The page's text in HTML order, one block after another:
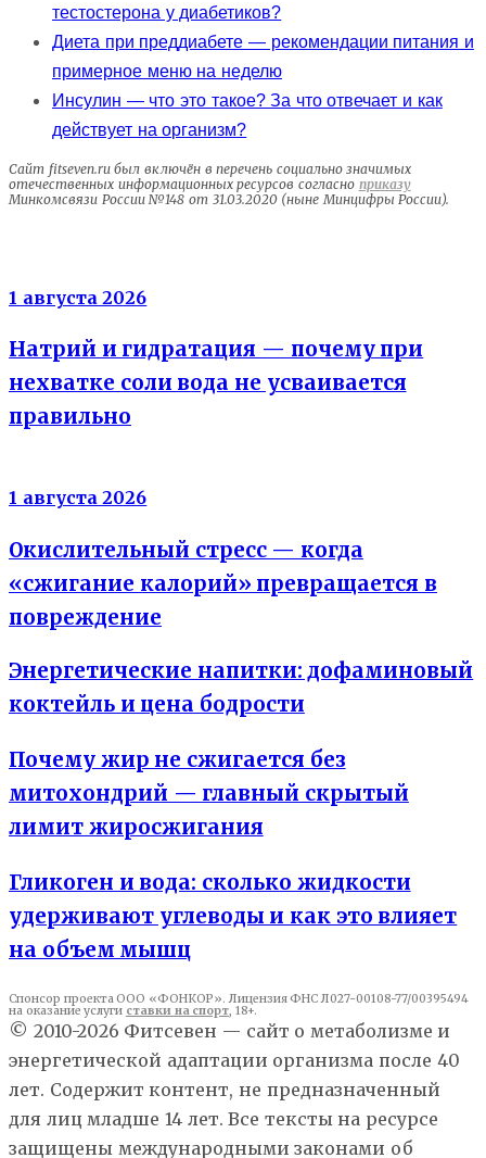
тестостерона у диабетиков?
Диета при преддиабете — рекомендации питания и
примерное меню на неделю
Инсулин — что это такое? За что отвечает и как
действует на организм?
Сайт fitseven.ru был включён в перечень социально значимых
отечественных информационных ресурсов согласно приказу
Минкомсвязи России №148 от 31.03.2020 (ныне Минцифры России).
1 августа 2026
Натрий и гидратация — почему при
нехватке соли вода не усваивается
правильно
1 августа 2026
Окислительный стресс — когда
«сжигание калорий» превращается в
повреждение
Энергетические напитки: дофаминовый
коктейль и цена бодрости
Почему жир не сжигается без
митохондрий — главный скрытый
лимит жиросжигания
Гликоген и вода: сколько жидкости
удерживают углеводы и как это влияет
на объем мышц
Спонсор проекта ООО «ФОНКОР». Лицензия ФНС Л027-00108-77/00395494
на оказание услуги ставки на спорт, 18+.
© 2010-2026 Фитсевен — сайт о метаболизме и
энергетической адаптации организма после 40
лет. Содержит контент, не предназначенный
для лиц младше 14 лет. Все тексты на ресурсе
защищены международными законами об